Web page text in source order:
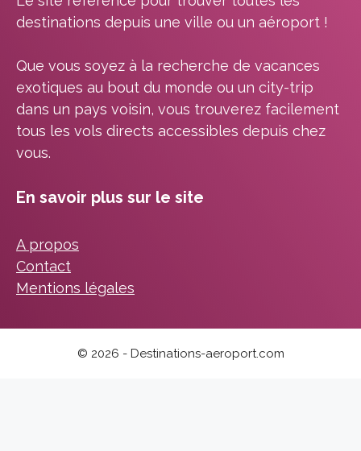
destinations depuis une ville ou un aéroport !
Que vous soyez à la recherche de vacances
exotiques au bout du monde ou un city-trip
dans un pays voisin, vous trouverez facilement
tous les vols directs accessibles depuis chez
vous.
En savoir plus sur le site
A propos
Contact
Mentions légales
© 2026 - Destinations-aeroport.com